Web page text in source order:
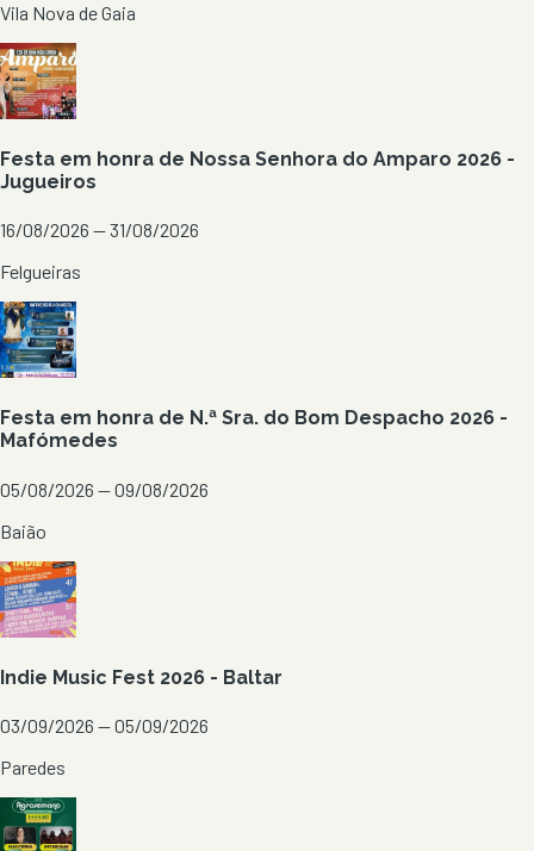
Vila Nova de Gaia
Festa em honra de Nossa Senhora do Amparo 2026 -
Jugueiros
16/08/2026 — 31/08/2026
Felgueiras
Festa em honra de N.ª Sra. do Bom Despacho 2026 -
Mafómedes
05/08/2026 — 09/08/2026
Baião
Indie Music Fest 2026 - Baltar
03/09/2026 — 05/09/2026
Paredes